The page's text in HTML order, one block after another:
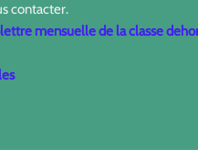
contacter.
mensuelle de la classe